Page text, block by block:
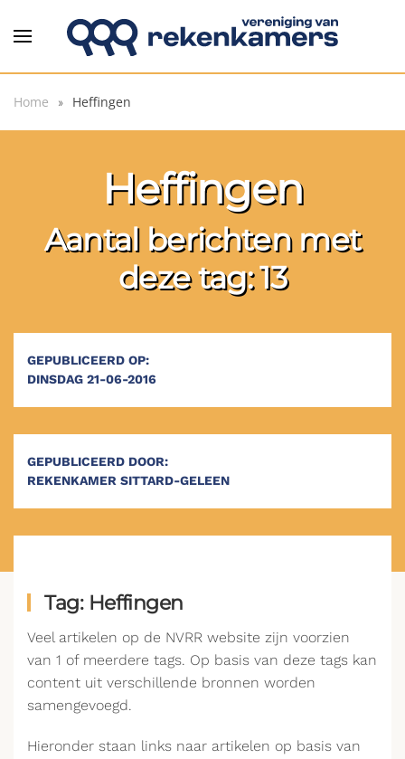
Overslaan en naar de inhoud gaan
Home Heffingen
Heffingen
Aantal berichten met
deze tag: 13
GEPUBLICEERD OP:
DINSDAG 21-06-2016
GEPUBLICEERD DOOR:
REKENKAMER SITTARD-GELEEN
Tag: Heffingen
Veel artikelen op de NVRR website zijn voorzien
van 1 of meerdere tags. Op basis van deze tags kan
content uit verschillende bronnen worden
samengevoegd.
Hieronder staan links naar artikelen op basis van